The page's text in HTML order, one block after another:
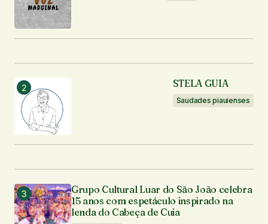
STELA GUIA
Saudades piauienses
Grupo Cultural Luar do São João celebra
15 anos com espetáculo inspirado na
lenda do Cabeça de Cuia